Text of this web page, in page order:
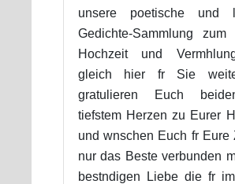
unsere poetische und
Gedichte-Sammlung zum
Hochzeit und
gleich hier fr Sie
gratulieren Euch
tiefstem Herzen zu Eurer
und wnschen Euch fr Eure
nur das Beste verbunden
bestndigen Liebe die fr